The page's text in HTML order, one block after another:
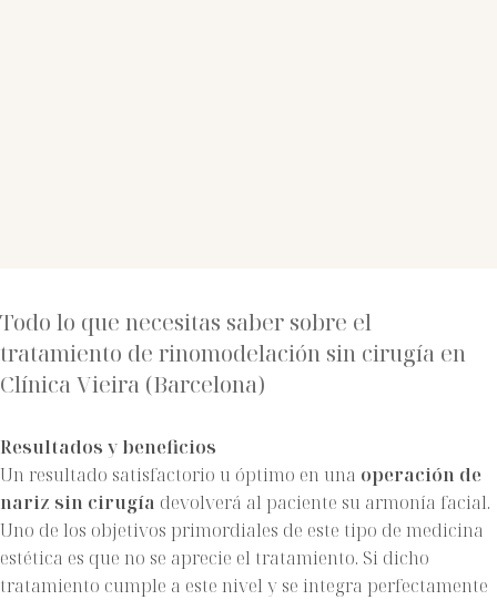
Todo lo que necesitas saber sobre el
tratamiento de rinomodelación sin cirugía en
Clínica Vieira (Barcelona)
Resultados y beneficios
Un resultado satisfactorio u óptimo en una operación de
nariz sin cirugía devolverá al paciente su armonía facial.
Uno de los objetivos primordiales de este tipo de medicina
estética es que no se aprecie el tratamiento. Si dicho
tratamiento cumple a este nivel y se integra perfectamente